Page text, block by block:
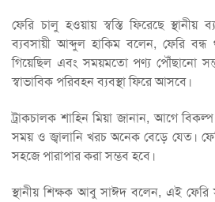
ফেরি চালু হওয়ায় স্বস্তি ফিরেছে স্থানীয়
ব্যবসায়ী আব্দুল হাকিম বলেন, ফেরি
গিয়েছিল এবং সময়মতো পণ্য পৌঁছানো
স্বাভাবিক পরিবহন ব্যবস্থা ফিরে আসবে।
ট্রাকচালক শাহিন মিয়া জানান, আগে
সময় ও জ্বালানি খরচ অনেক বেড়ে যেত।
সহজে পারাপার করা সম্ভব হবে।
স্থানীয় শিক্ষক আবু সাঈদ বলেন, এই ফেরি